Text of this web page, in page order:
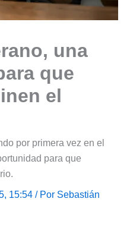
una
que
el
por primera vez en el
para que
15:54 / Por Sebastián